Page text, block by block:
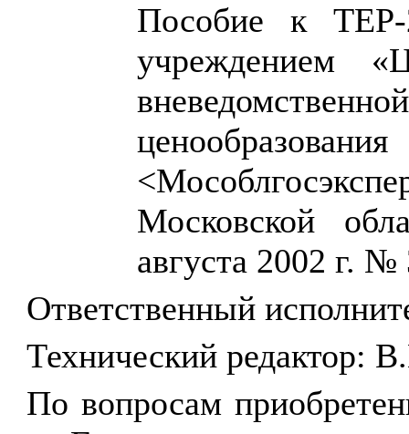
Пособие к ТЕР-
учреждением
Московской
августа 2002 г. №
Ответственный
Технический редактор:
По вопросам